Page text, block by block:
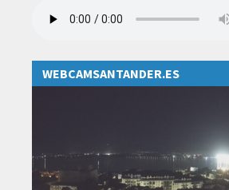
WEBCAMSANTANDER.ES